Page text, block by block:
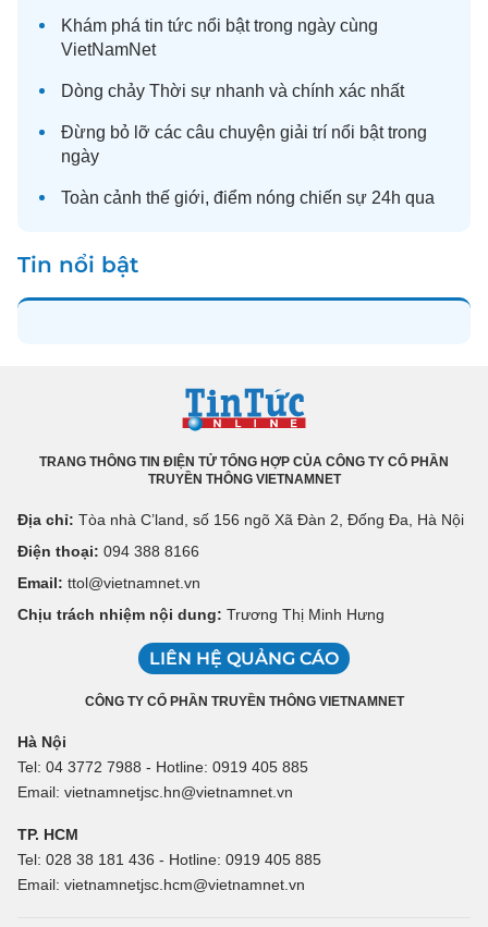
Khám phá tin tức nổi bật trong ngày cùng
VietNamNet
Dòng chảy Thời sự nhanh và chính xác nhất
Đừng bỏ lỡ các câu chuyện giải trí nổi bật trong
ngày
Toàn cảnh thế giới, điểm nóng chiến sự 24h qua
Tin nổi bật
TRANG THÔNG TIN ĐIỆN TỬ TỔNG HỢP CỦA CÔNG TY CỔ PHẦN
TRUYỀN THÔNG VIETNAMNET
Địa chỉ: Tòa nhà C’land, số 156 ngõ Xã Đàn 2, Đống Đa, Hà Nội
Điện thoại: 094 388 8166
Email: ttol@vietnamnet.vn
Chịu trách nhiệm nội dung: Trương Thị Minh Hưng
LIÊN HỆ QUẢNG CÁO
CÔNG TY CỔ PHẦN TRUYỀN THÔNG VIETNAMNET
Hà Nội
Tel: 04 3772 7988 - Hotline: 0919 405 885
Email: vietnamnetjsc.hn@vietnamnet.vn
TP. HCM
Tel: 028 38 181 436 - Hotline: 0919 405 885
Email: vietnamnetjsc.hcm@vietnamnet.vn